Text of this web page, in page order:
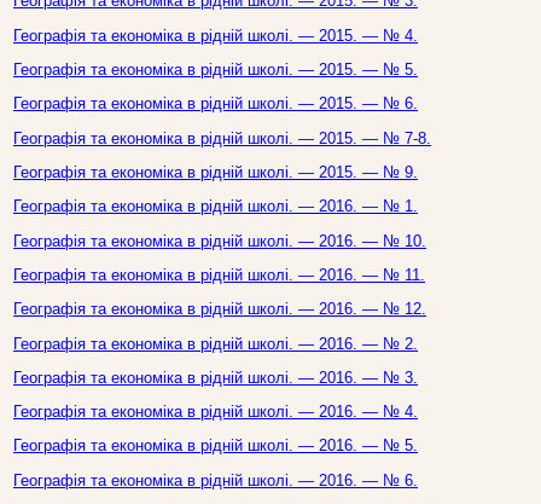
Географія та економіка в рідній школі. — 2015. — № 4.
Географія та економіка в рідній школі. — 2015. — № 5.
Географія та економіка в рідній школі. — 2015. — № 6.
Географія та економіка в рідній школі. — 2015. — № 7-8.
Географія та економіка в рідній школі. — 2015. — № 9.
Географія та економіка в рідній школі. — 2016. — № 1.
Географія та економіка в рідній школі. — 2016. — № 10.
Географія та економіка в рідній школі. — 2016. — № 11.
Географія та економіка в рідній школі. — 2016. — № 12.
Географія та економіка в рідній школі. — 2016. — № 2.
Географія та економіка в рідній школі. — 2016. — № 3.
Географія та економіка в рідній школі. — 2016. — № 4.
Географія та економіка в рідній школі. — 2016. — № 5.
Географія та економіка в рідній школі. — 2016. — № 6.